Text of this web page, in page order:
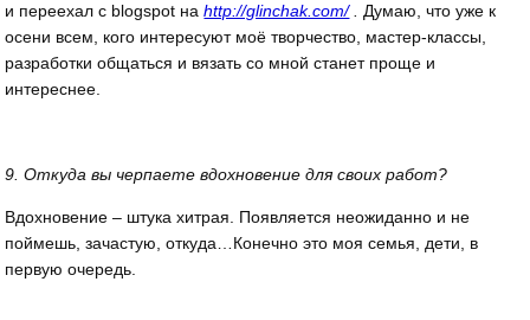
и переехал с blogspot наhttp://glinchak.com/.
Думаю, что уже к
осени всем, кого интересуют моё творчество, мастер-классы,
разработки общаться и вязать со мной станет проще и
интереснее.
9. Откуда вы черпаете вдохновение для своих работ?
Вдохновение – штука хитрая. Появляется неожиданно и не
поймешь, зачастую, откуда…Конечно это моя семья, дети, в
первую очередь.